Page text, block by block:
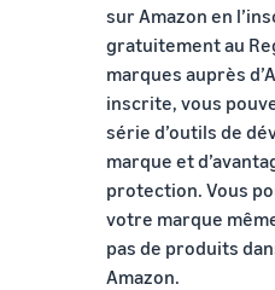
sur Amazon en
gratuitement au
marques auprès
inscrite, vous
série d’outils de
marque et
protection. Vous
votre marque
pas de produits
Amazon.